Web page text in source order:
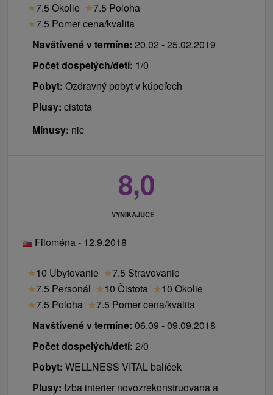
★7.5 Okolie ★7.5 Poloha
★7.5 Pomer cena/kvalita
Navštívené v termíne: 20.02 - 25.02.2019
Počet dospelých/detí: 1/0
Pobyt: Ozdravný pobyt v kúpeľoch
Plusy: cistota
Mínusy: nic
8,0
VYNIKAJÚCE
Filoména - 12.9.2018
★10 Ubytovanie ★7.5 Stravovanie
★7.5 Personál ★10 Čistota ★10 Okolie
★7.5 Poloha ★7.5 Pomer cena/kvalita
Navštívené v termíne: 06.09 - 09.09.2018
Počet dospelých/detí: 2/0
Pobyt: WELLNESS VITAL balíček
Plusy: Izba interier novozrekonstruovana a